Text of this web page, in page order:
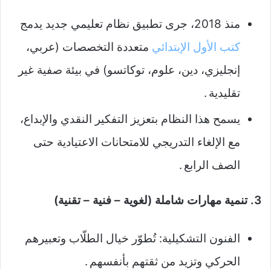
منذ 2018، جرى تطبيق نظام تعليمي جديد يدمج
كتب الأول الإبتدائي متعددة التخصصات (عربي،
إنجليزي، دين، علوم، توكاتسو) في بيئة صفية غير
تقليدية .
يسمح هذا النظام بتعزيز التفكير النقدي والإبداع،
مع الإلغاء التدريجي للامتحانات الاعتيادية حتى
الصف الرابع .
3. تنمية مهارات شاملة (لغوية – فنية – تقنية)
الفنون التشكيلية: تُطوّر خيال الطلّاب وتعبيرهم
الحركي وتزيد من ثقتهم بأنفسهم .